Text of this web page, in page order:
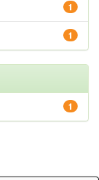
1
1
1